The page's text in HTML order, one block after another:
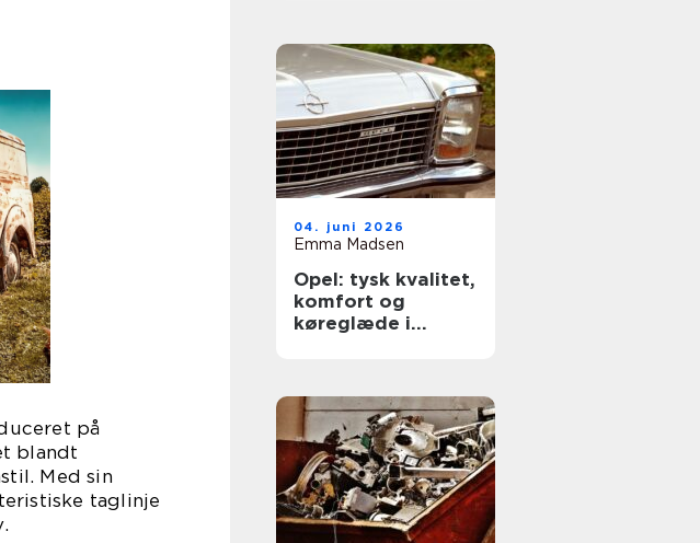
på
blandt
Med sin
taglinje
04. juni 2026
Emma Madsen
Opel: tysk kvalitet,
komfort og
køreglæde i